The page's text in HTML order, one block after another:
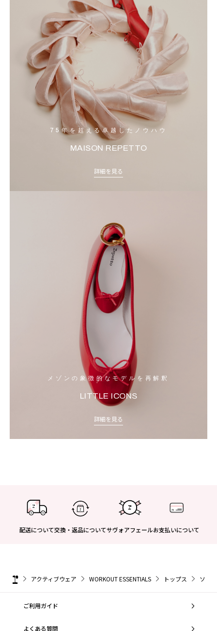
75年を超える卓越したノウハウ
MAISON REPETTO
詳細を見る
メゾンの象徴的なモデルを再解釈
LITTLE ICONS
詳細を見る
配送について交換・返品についてサヴォアフェールお支払いについて
アクティブウェア WORKOUT ESSENTIALS トップス ソフ
ご利用ガイド
よくある質問